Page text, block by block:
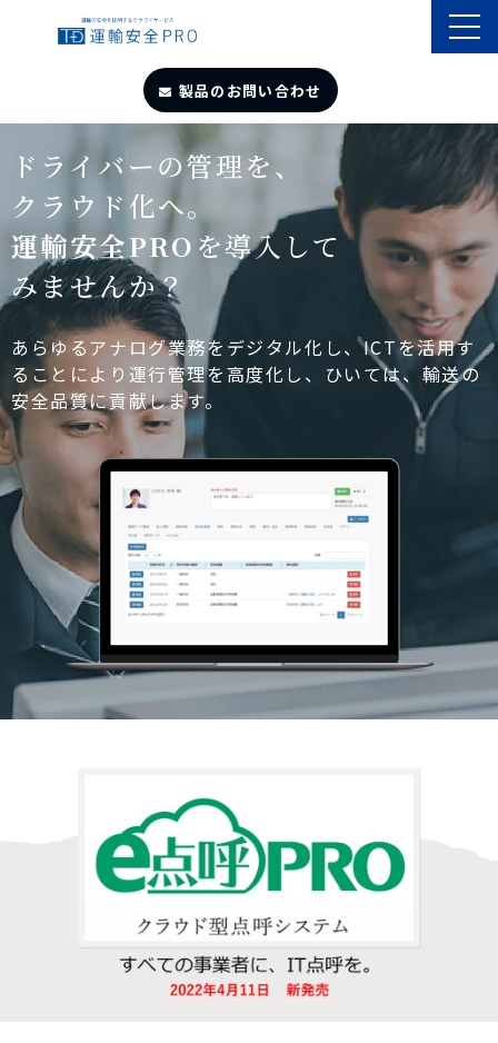
製品のお問い合わせ
TOP
導入事例
製品・サービス
自動点呼
遠隔点呼
お役立ちサイト
ドライバーの管理を、
クラウド化へ。
運輸安全PRO を導入して
みませんか？
あらゆるアナログ業務をデジタル化し、ICTを活用す
ることにより運行管理を高度化し、ひいては、輸送の
安全品質に貢献します。